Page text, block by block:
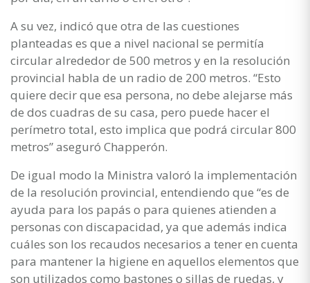
A su vez, indicó que otra de las cuestiones
planteadas es que a nivel nacional se permitía
circular alrededor de 500 metros y en la resolución
provincial habla de un radio de 200 metros. “Esto
quiere decir que esa persona, no debe alejarse más
de dos cuadras de su casa, pero puede hacer el
perímetro total, esto implica que podrá circular 800
metros” aseguró Chapperón.
De igual modo la Ministra valoró la implementación
de la resolución provincial, entendiendo que “es de
ayuda para los papás o para quienes atienden a
personas con discapacidad, ya que además indica
cuáles son los recaudos necesarios a tener en cuenta
para mantener la higiene en aquellos elementos que
son utilizados como bastones o sillas de ruedas, y